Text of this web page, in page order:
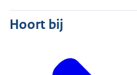
Hoort bij